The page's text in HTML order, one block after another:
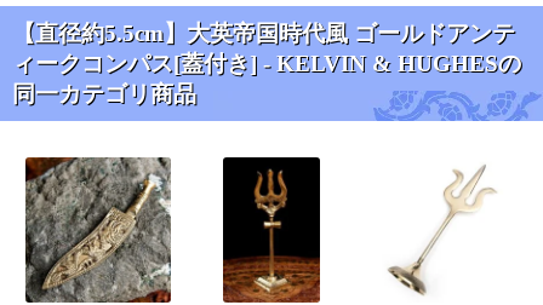
【直径約5.5cm】大英帝国時代風 ゴールドアンテ
ィークコンパス[蓋付き] - KELVIN & HUGHESの
同一カテゴリ商品